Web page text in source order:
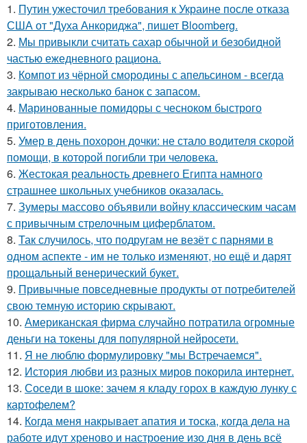
1. Путин ужесточил требования к Украине после отказа
США от "Духа Анкориджа", пишет Bloomberg.
2. Мы привыкли считать сахар обычной и безобидной
частью ежедневного рациона.
3. Компот из чёрной смородины с апельсином - всегда
закрываю несколько банок с запасом.
4. Маринованные помидоры с чесноком быстрого
приготовления.
5. Умер в день похорон дочки: не стало водителя скорой
помощи, в которой погибли три человека.
6. Жестокая реальность древнего Египта намного
страшнее школьных учебников оказалась.
7. Зумеры массово объявили войну классическим часам
с привычным стрелочным циферблатом.
8. Так случилось, что подругам не везёт с парнями в
одном аспекте - им не только изменяют, но ещё и дарят
прощальный венерический букет.
9. Привычные повседневные продукты от потребителей
свою темную историю скрывают.
10. Американская фирма случайно потратила огромные
деньги на токены для популярной нейросети.
11. Я не люблю формулировку "мы Встречаемся".
12. История любви из разных миров покорила интернет.
13. Соседи в шоке: зачем я кладу горох в каждую лунку с
картофелем?
14. Когда меня накрывает апатия и тоска, когда дела на
работе идут хреново и настроение изо дня в день всё